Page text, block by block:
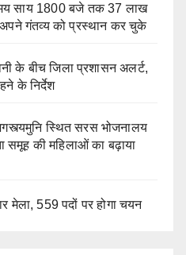
साय 1800 बजे तक 37 लाख
गंतव्य को प्रस्थान कर चुके
के बीच जिला प्रशासन अलर्ट,
के निर्देश
स्थित सरस भोजनालय
समूह की महिलाओं का बढ़ाया
मेला, 559 पदों पर होगा चयन